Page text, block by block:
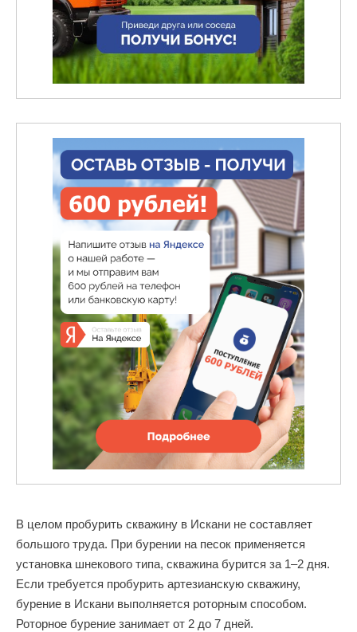
В целом пробурить скважину в Искани не составляет
большого труда. При бурении на песок применяется
установка шнекового типа, скважина бурится за 1–2 дня.
Если требуется пробурить артезианскую скважину,
бурение в Искани выполняется роторным способом.
Роторное бурение занимает от 2 до 7 дней.